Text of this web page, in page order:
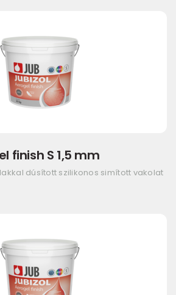
finish S 1,5 mm
dúsított szilikonos simított vakolat